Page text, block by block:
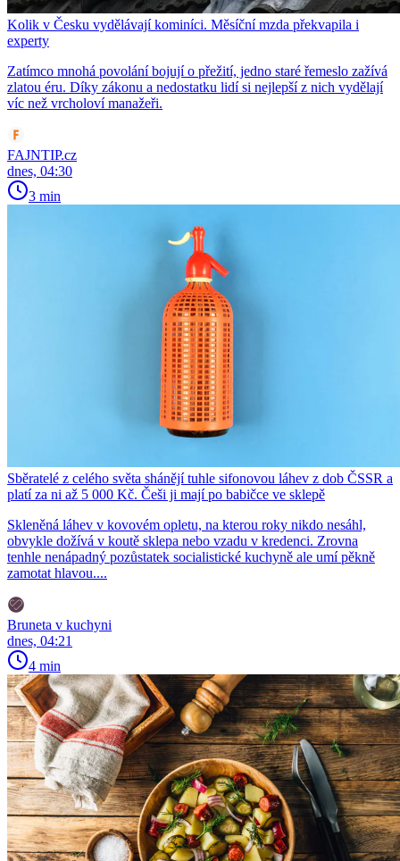
Kolik v Česku vydělávají kominíci. Měsíční mzda překvapila i
experty
Zatímco mnohá povolání bojují o přežití, jedno staré řemeslo zažívá
zlatou éru. Díky zákonu a nedostatku lidí si nejlepší z nich vydělají
víc než vrcholoví manažeři.
FAJNTIP.cz
dnes, 04:30
3 min
Sběratelé z celého světa shánějí tuhle sifonovou láhev z dob ČSSR a
platí za ni až 5 000 Kč. Češi ji mají po babičce ve sklepě
Skleněná láhev v kovovém opletu, na kterou roky nikdo nesáhl,
obvykle dožívá v koutě sklepa nebo vzadu v kredenci. Zrovna
tenhle nenápadný pozůstatek socialistické kuchyně ale umí pěkně
zamotat hlavou....
Bruneta v kuchyni
dnes, 04:21
4 min